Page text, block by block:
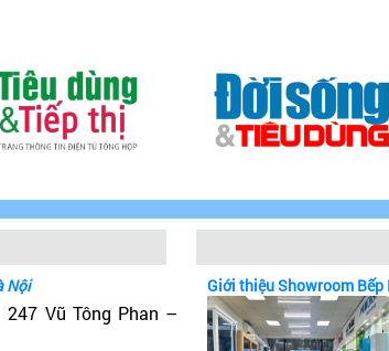
Nội
Vũ Tông Phan –
Giới thiệu Showroom